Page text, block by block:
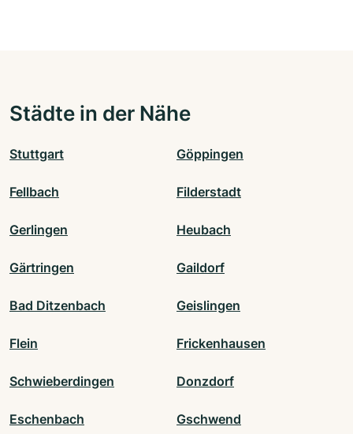
Städte in der Nähe
Stuttgart Göppingen
Fellbach Filderstadt
Gerlingen Heubach
Gärtringen Gaildorf
Bad Ditzenbach Geislingen
Flein Frickenhausen
Schwieberdingen Donzdorf
Eschenbach Gschwend